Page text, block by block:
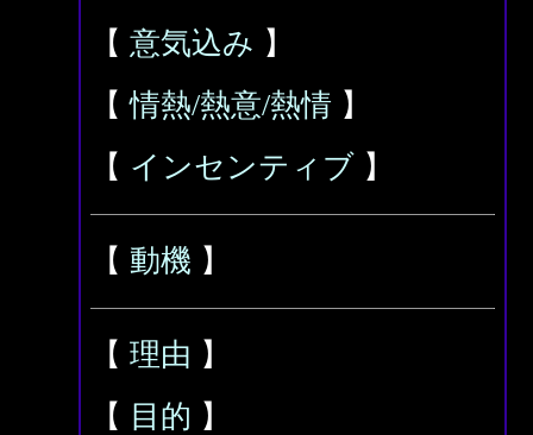
【 意気込み 】
【情熱/熱意/熱情 】
【 インセンティブ 】
【 動機 】
【 理由 】
【 目的 】